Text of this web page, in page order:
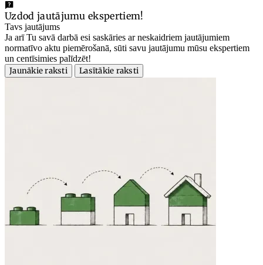
Uzdod jautājumu ekspertiem!
Tavs jautājums
Ja arī Tu savā darbā esi saskāries ar neskaidriem jautājumiem
normatīvo aktu piemērošanā, sūti savu jautājumu mūsu ekspertiem
un centīsimies palīdzēt!
Jaunākie raksti
Lasītākie raksti